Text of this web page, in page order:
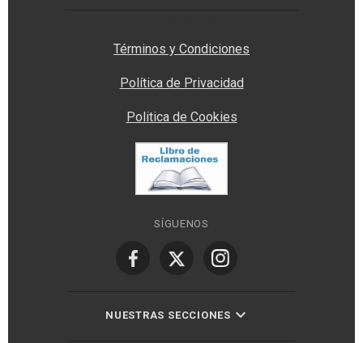
Términos y Condiciones
Política de Privacidad
Politica de Cookies
SÍGUENOS
NUESTRAS SECCIONES